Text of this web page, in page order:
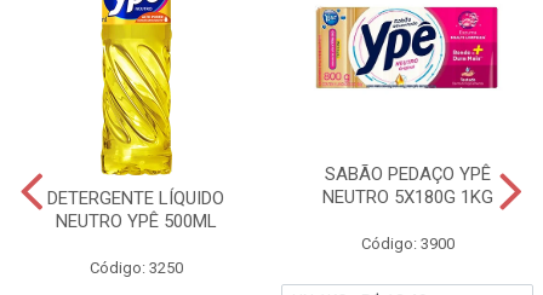
DETERGENTE LÍQUIDO
NEUTRO YPÊ 500ML
Código: 3250
SABÃO PEDAÇO YPÊ
NEUTRO 5X180G 1KG
Código: 3900